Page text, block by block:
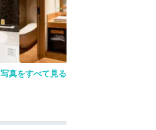
写真をすべて見る